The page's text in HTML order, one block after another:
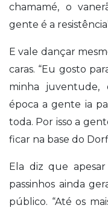
chamamé, o
gente é a
E vale dançar
caras. “Eu gosto
minha juventude,
época a gente ia
toda. Por isso a
ficar na base do
Ela diz que
passinhos ainda
público. “Até os